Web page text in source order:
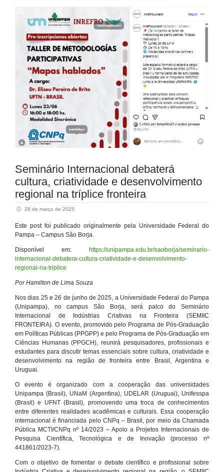
Seminário Internacional debaterá
cultura, criatividade e desenvolvimento
regional na tríplice fronteira
28 de março de 2025
Este post foi publicado originalmente pela Universidade Federal do
Pampa – Campus São Borja.
Disponível em:
https://unipampa.edu.br/saoborja/seminario-
internacional-debatera-cultura-criatividade-e-desenvolvimento-
regional-na-triplice
Por Hamilton de Lima Souza
Nos dias 25 e 26 de junho de 2025, a Universidade Federal do Pampa
(Unipampa), no campus São Borja, será palco do Seminário
Internacional de Indústrias Criativas na Fronteira (SEMIIC
FRONTEIRA). O evento, promovido pelo Programa de Pós-Graduação
em Políticas Públicas (PPGPP) e pelo Programa de Pós-Graduação em
Ciências Humanas (PPGCH), reunirá pesquisadores, profissionais e
estudantes para discutir temas essenciais sobre cultura, criatividade e
desenvolvimento na região de fronteira entre Brasil, Argentina e
Uruguai.
O evento é organizado com a cooperação das universidades
Unipampa (Brasil), UNaM (Argentina), UDELAR (Uruguai), Unifesspa
(Brasil) e UFNT (Brasil), promovendo uma troca de conhecimentos
entre diferentes realidades acadêmicas e culturais. Essa cooperação
internacional é financiada pelo CNPq – Brasil, por meio da Chamada
Pública MCTI/CNPq nº 14/2023 – Apoio a Projetos Internacionais de
Pesquisa Científica, Tecnológica e de Inovação (processo nº
441861/2023-7).
Com o objetivo de fomentar o debate científico e profissional sobre